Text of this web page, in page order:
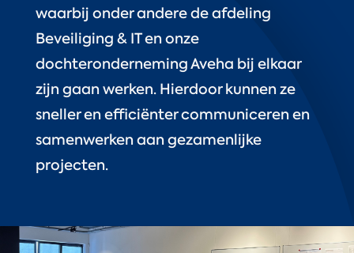
waarbij onder andere de afdeling
Beveiliging & IT en onze
dochteronderneming Aveha bij elkaar
zijn gaan werken. Hierdoor kunnen ze
sneller en efficiënter communiceren en
samenwerken aan gezamenlijke
projecten.